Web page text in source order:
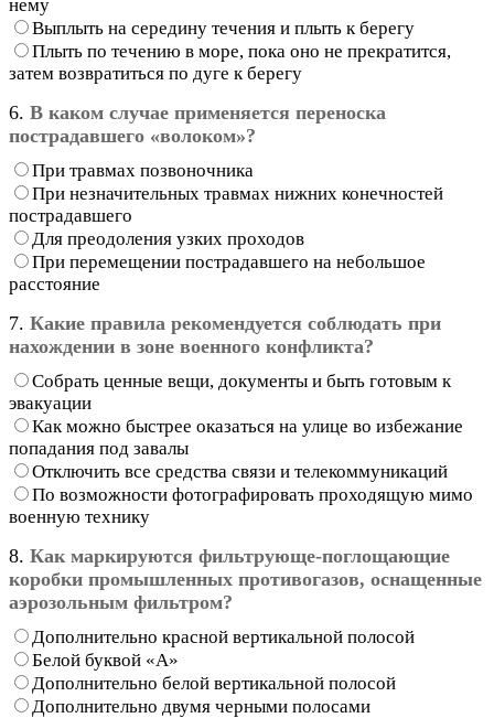
нему
Выплыть на середину течения и плыть к берегу
Плыть по течению в море, пока оно не прекратится,
затем возвратиться по дуге к берегу
6. В каком случае применяется переноска
пострадавшего «волоком»?
При травмах позвоночника
При незначительных травмах нижних конечностей
пострадавшего
Для преодоления узких проходов
При перемещении пострадавшего на небольшое
расстояние
7. Какие правила рекомендуется соблюдать при
нахождении в зоне военного конфликта?
Собрать ценные вещи, документы и быть готовым к
эвакуации
Как можно быстрее оказаться на улице во избежание
попадания под завалы
Отключить все средства связи и телекоммуникаций
По возможности фотографировать проходящую мимо
военную технику
8. Как маркируются фильтрующе-поглощающие
коробки промышленных противогазов, оснащенные
аэрозольным фильтром?
Дополнительно красной вертикальной полосой
Белой буквой «А»
Дополнительно белой вертикальной полосой
Дополнительно двумя черными полосами